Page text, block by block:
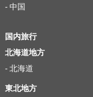
- 中国
国内旅行
北海道地方
- 北海道
東北地方